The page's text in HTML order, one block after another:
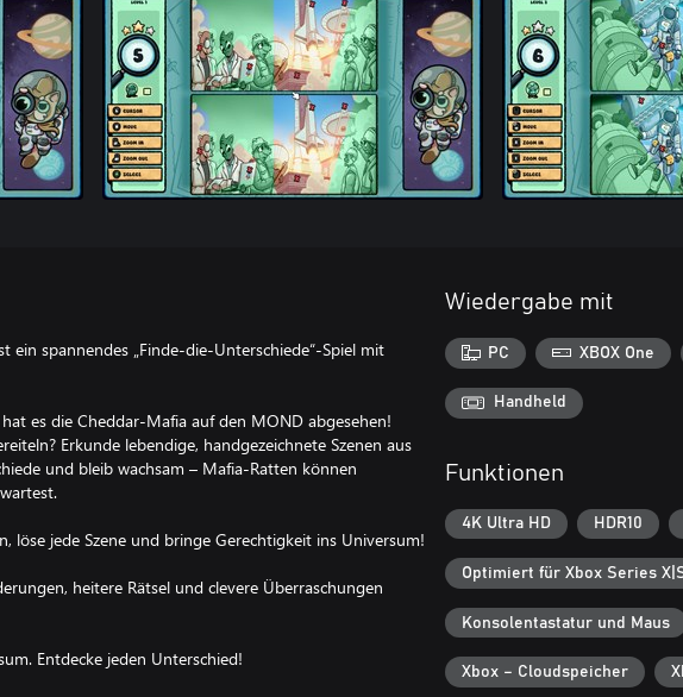
ein spannendes „Finde-die-Unterschiede“-Spiel mit
es die Cheddar-Mafia auf den MOND abgesehen!
Erkunde lebendige, handgezeichnete Szenen aus
und bleib wachsam – Mafia-Ratten können
löse jede Szene und bringe Gerechtigkeit ins Universum!
heitere Rätsel und clevere Überraschungen
Entdecke jeden Unterschied!
Wiedergabe mit
PC XBOX One
Handheld
Funktionen
4K Ultra HD HDR10
Optimiert für Xbox Series
Konsolentastatur und Maus
Xbox – Cloudspeicher